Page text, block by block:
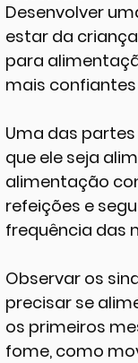
Desenvolver
estar da
para
mais
Uma das
que ele seja
alimentação
refeições e
frequência das
Observar os
precisar se
os primeiros
fome, como